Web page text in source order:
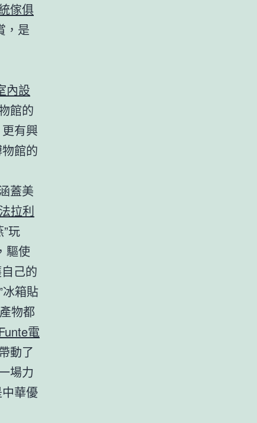
傢俱
，是
內設
館的
有興
館的
蓋美
拉利
玩
驅使
己的
冰箱貼
物都
電
動了
場力
中華優